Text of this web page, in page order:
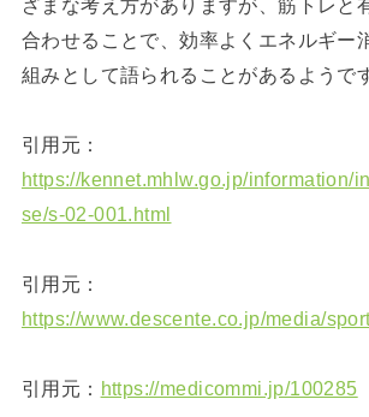
ざまな考え方がありますが、筋トレと
合わせることで、効率よくエネルギー
組みとして語られることがあるようで
引用元：
https://kennet.mhlw.go.jp/information/
se/s-02-001.html
引用元：
https://www.descente.co.jp/media/
引用元： https://medicommi.jp/100285